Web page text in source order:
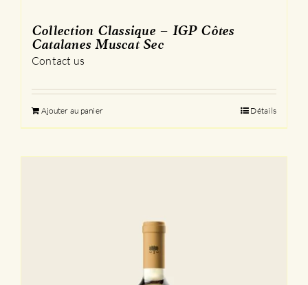
Collection Classique – IGP Côtes
Catalanes Muscat Sec
Contact us
Ajouter au panier Détails